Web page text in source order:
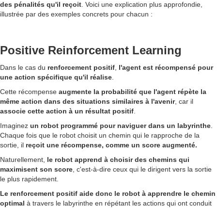
des pénalités qu'il reçoit . Voici une explication plus approfondie,
illustrée par des exemples concrets pour chacun :
Positive Reinforcement Learning
Dans le cas du renforcement positif l'agent est récompensé pour
une action spécifique qu'il réalise
Cette récompense augmente la probabilité que l'agent répète la
même action dans des situations similaires à l'avenir, car il
associe cette action à un résultat positif
Imaginez un robot programmé pour naviguer dans un labyrinthe
Chaque fois que le robot choisit un chemin qui le rapproche de la
sortie, il reçoit une récompense, comme un score augmenté.
Naturellement, le robot apprend à choisir des chemins qui
maximisent son score , c'est-à-dire ceux qui le dirigent vers la sortie
le plus rapidement.
Le renforcement positif aide donc le robot à apprendre le chemin
optimal à travers le labyrinthe en répétant les actions qui ont conduit